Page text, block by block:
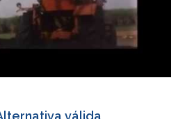
válida